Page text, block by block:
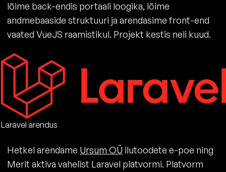
lõime back-endis portaali loogika, lõime
andmebaaside struktuuri ja arendasime front-end
vaated VueJS raamistikul. Projekt kestis neli kuud.
Laravel arendus
Hetkel arendame Ursum OÜ ilutoodete e-poe ning
Merit aktiva vahelist Laravel platvormi. Platvorm